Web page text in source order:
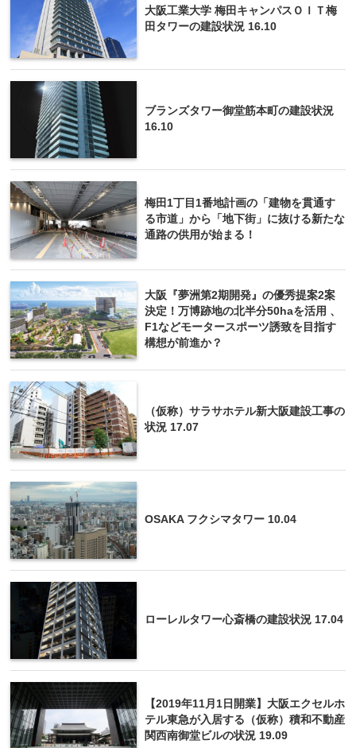
大阪工業大学 梅田キャンパスＯＩＴ梅
田タワーの建設状況 16.10
ブランズタワー御堂筋本町の建設状況
16.10
梅田1丁目1番地計画の「建物を貫通す
る市道」から「地下街」に抜ける新たな
通路の供用が始まる！
大阪『夢洲第2期開発』の優秀提案2案
決定！万博跡地の北半分50haを活用 、
F1などモータースポーツ誘致を目指す
構想が前進か？
（仮称）サラサホテル新大阪建設工事の
状況 17.07
OSAKA フクシマタワー 10.04
ローレルタワー心斎橋の建設状況 17.04
【2019年11月1日開業】大阪エクセルホ
テル東急が入居する（仮称）積和不動産
関西南御堂ビルの状況 19.09